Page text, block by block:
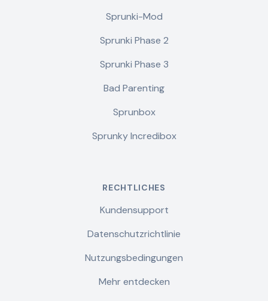
Sprunki-Mod
Sprunki Phase 2
Sprunki Phase 3
Bad Parenting
Sprunbox
Sprunky Incredibox
RECHTLICHES
Kundensupport
Datenschutzrichtlinie
Nutzungsbedingungen
Mehr entdecken